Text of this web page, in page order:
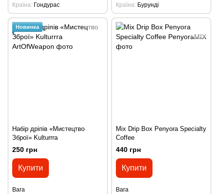
Країна Гондурас
Країна Бурунді
Новинка
Набір дріпів «Мистецтво
Зброї» Kulturrra
250 грн
Купити
Вага
Mix Drip Box Penyora Specialty
Coffee
440 грн
Купити
Вага